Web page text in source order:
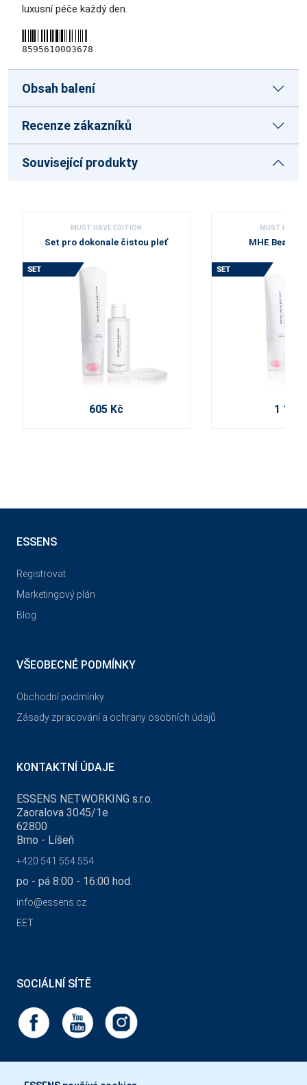
luxusní péče každý den.
8595610003678
Obsah balení
Recenze zákazníků
Související produkty
MUST HAVE EDITION
Set pro dokonale čistou pleť
605 Kč
MUST HAVE
MHE Beauty
1 165
ESSENS
Registrovat
Marketingový plán
Blog
VŠEOBECNÉ PODMÍNKY
Obchodní podmínky
Zásady zpracování a ochrany osobních údajů
KONTAKTNÍ ÚDAJE
ESSENS NETWORKING s.r.o.
Zaoralova 3045/1e
62800
Brno - Líšeň
+420 541 554 554
po - pá 8:00 - 16:00 hod.
info@essens.cz
EET
SOCIÁLNÍ SÍTĚ